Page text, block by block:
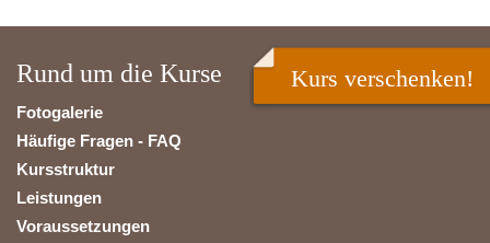
Rund um die Kurse
Fotogalerie
Häufige Fragen - FAQ
Kursstruktur
Leistungen
Voraussetzungen
Kurs verschenken!